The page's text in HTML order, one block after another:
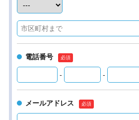
電話番号
- -
メールアドレス